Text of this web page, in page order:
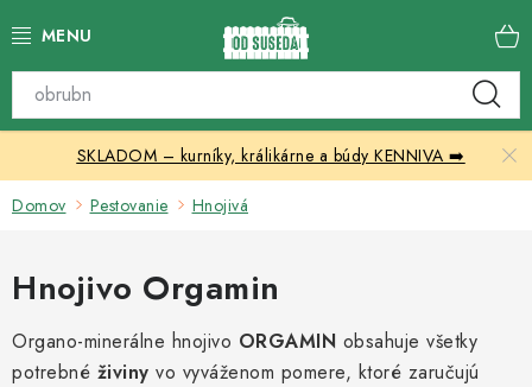
na
Katalóg produktov
Skleníky
Chovateľské potreby
Prístrešky
SKLADOM – kurníky, králikárne a búdy KENNIVA ➡️
Domov Pestovanie Hnojivá
Hnojivo Orgamin
Organo-minerálne hnojivo ORGAMIN obsahuje všetky
potrebné živiny vo vyváženom pomere, ktoré zaručujú